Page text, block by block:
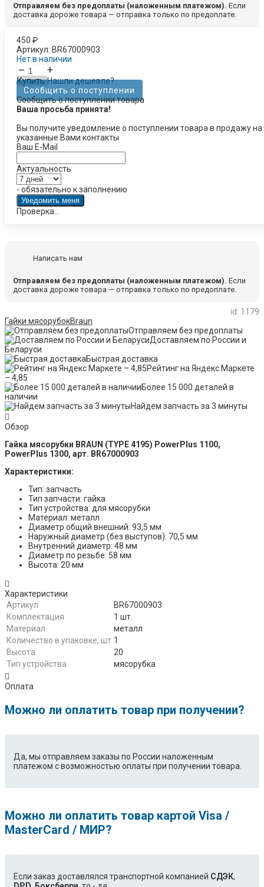
Отправляем без предоплаты (наложенным платежом). Если
доставка дороже товара — отправка только по предоплате.
450 ₽
Артикул: BR67000903
Нет в наличии
– +
Купить Нашли дешевле?
Сообщить о поступлении
Сообщить о поступлении товара
Ваша просьба принята!
Вы получите уведомление о поступлении товара в продажу на
указанные Вами контакты
Ваш E-Mail
Актуальность
- обязательно к заполнению
Проверка...
Написать нам
Отправляем без предоплаты (наложенным платежом). Если
доставка дороже товара — отправка только по предоплате.
id: 1179
Гайки мясорубокBraun
Отправляем без предоплаты
Доставляем по России и
Беларуси
Быстрая доставка
Рейтинг на Яндекс Маркете
– 4,85
Более 15 000 деталей в
наличии
Найдем запчасть за 3 минуты
Обзор
Гайка мясорубки BRAUN (TYPE 4195) PowerPlus 1100,
PowerPlus 1300, арт. BR67000903
Характеристики:
Тип: запчасть
Тип запчасти: гайка
Тип устройства: для мясорубки
Материал: металл
Диаметр общий внешний: 93,5 мм
Наружный диаметр (без выступов): 70,5 мм
Внутренний диаметр: 48 мм
Диаметр по резьбе: 58 мм
Высота: 20 мм
Характеристики
Артикул
BR67000903
Комплектация
1 шт.
Материал
металл
Количество в упаковке, шт 1
Высота
20
Тип устройства
мясорубка
Оплата
Можно ли оплатить товар при получении?
Да, мы отправляем заказы по России наложенным
платежом с возможностью оплаты при получении товара.
Можно ли оплатить товар картой Visa /
MasterCard / МИР?
Если заказ доставлялся транспортной компанией СДЭК,